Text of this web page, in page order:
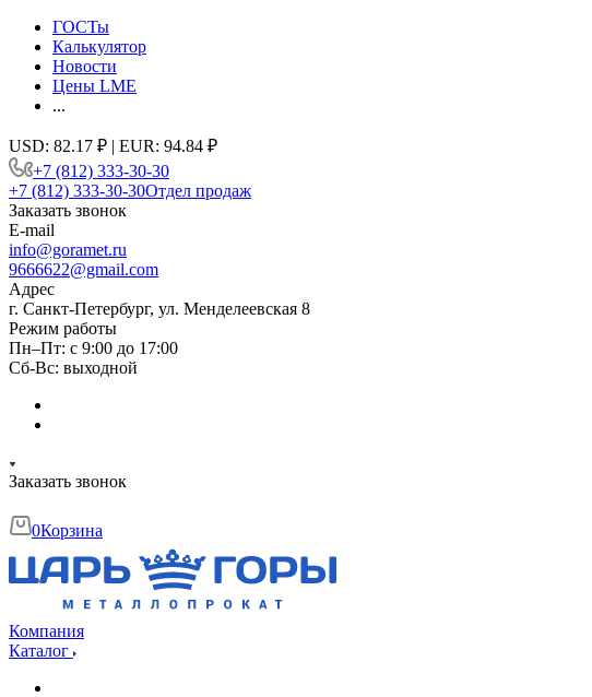
ГОСТы
Калькулятор
Новости
Цены LME
...
USD: 82.17 ₽ | EUR: 94.84 ₽
+7 (812) 333-30-30
+7 (812) 333-30-30Отдел продаж
Заказать звонок
E-mail
info@goramet.ru
9666622@gmail.com
Адрес
г. Санкт-Петербург, ул. Менделеевская 8
Режим работы
Пн–Пт: с 9:00 до 17:00
Сб-Вс: выходной
Заказать звонок
0Корзина
Компания
Каталог